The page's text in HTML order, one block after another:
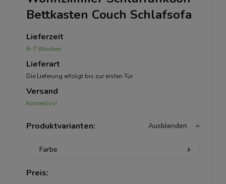
Bettkasten Couch Schlafsofa
Lieferzeit
6–7 Wochen
Lieferart
Die Lieferung erfolgt bis zur ersten Tür
Versand
Kostenlos!
Produktvarianten: Ausblenden
Preis: